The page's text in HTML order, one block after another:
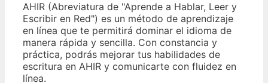
AHIR (Abreviatura de "Aprende a Hablar, Leer y
Escribir en Red") es un método de aprendizaje
en línea que te permitirá dominar el idioma de
manera rápida y sencilla. Con constancia y
práctica, podrás mejorar tus habilidades de
escritura en AHIR y comunicarte con fluidez en
línea.